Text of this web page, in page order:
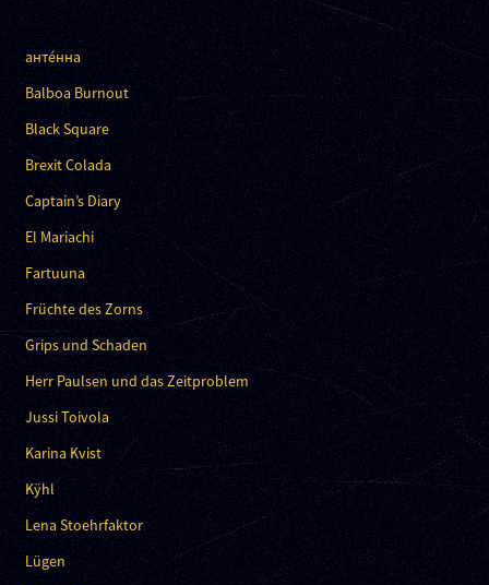
анте́нна
Balboa Burnout
Black Square
Brexit Colada
Captain’s Diary
El Mariachi
Fartuuna
Früchte des Zorns
Grips und Schaden
Herr Paulsen und das Zeitproblem
Jussi Toivola
Karina Kvist
Kÿhl
Lena Stoehrfaktor
Lügen